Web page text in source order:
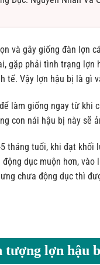
và gây giống đàn lợn
gặp phải tình trạng
Vậy lợn hậu bị là gì
làm giống ngay từ
con nái hậu bị này sẽ
tháng tuổi, khi đạt khối
dục muộn hơn,
chưa động dục thì
tượng lợn hậu